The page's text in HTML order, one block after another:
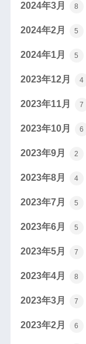
2024年3月 8
2024年2月 5
2024年1月 5
2023年12月 4
2023年11月 7
2023年10月 6
2023年9月 2
2023年8月 4
2023年7月 5
2023年6月 5
2023年5月 7
2023年4月 8
2023年3月 7
2023年2月 6